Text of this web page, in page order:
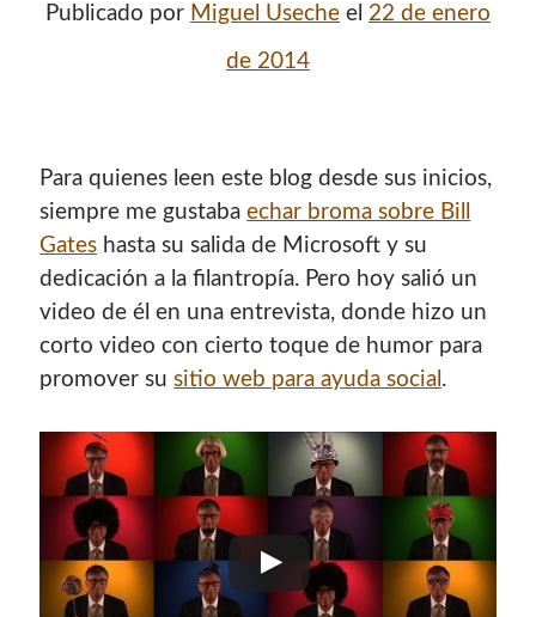
Publicado por Miguel Useche el 22 de enero
de 2014
Para quienes leen este blog desde sus inicios,
siempre me gustabaechar broma sobre Bill
Gates hasta su salida de Microsoft y su
dedicación a la filantropía. Pero hoy salió un
video de él en una entrevista, donde hizo un
corto video con cierto toque de humor para
promover susitio web para ayuda social .